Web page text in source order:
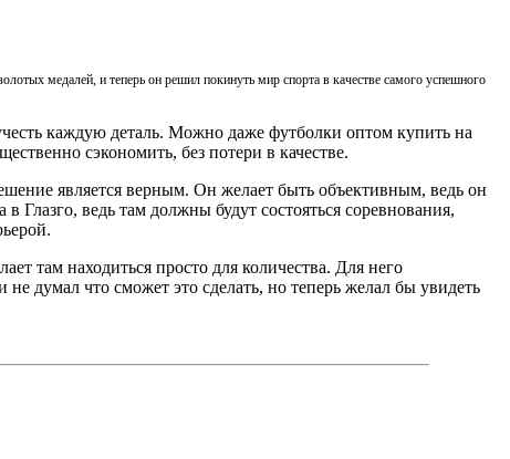
медалей, и теперь он решил покинуть мир спорта в качестве самого успешного
каждую деталь. Можно даже футболки оптом купить на
сэкономить, без потери в качестве.
является верным. Он желает быть объективным, ведь он
ведь там должны будут состояться соревнования,
там находиться просто для количества. Для него
думал что сможет это сделать, но теперь желал бы увидеть